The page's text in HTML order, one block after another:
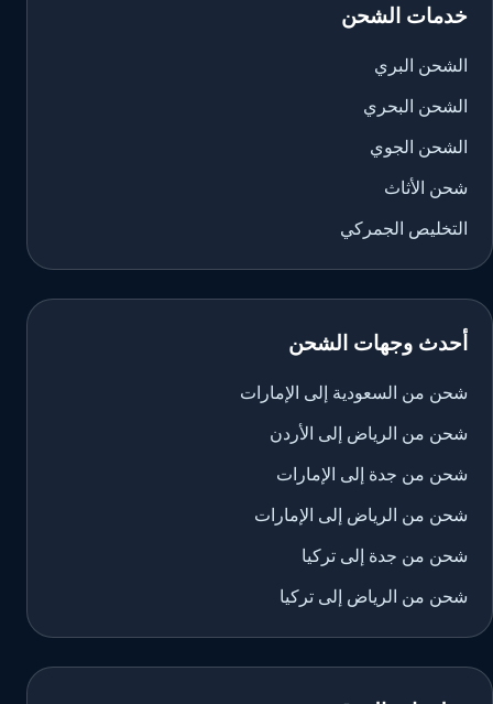
خدمات الشحن
الشحن البري
الشحن البحري
الشحن الجوي
شحن الأثاث
التخليص الجمركي
أحدث وجهات الشحن
شحن من السعودية إلى الإمارات
شحن من الرياض إلى الأردن
شحن من جدة إلى الإمارات
شحن من الرياض إلى الإمارات
شحن من جدة إلى تركيا
شحن من الرياض إلى تركيا